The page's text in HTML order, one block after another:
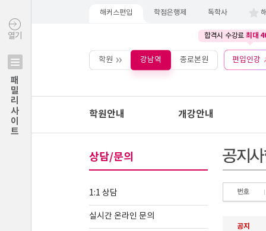
열기
패밀리사이트
해커스편입 학점은행제 독학사
합격시 수강료 최대
학원 강남역 종로본원 편입인강
학원안내 개강안내
상담/문의
1:1 상담
실시간 온라인 문의